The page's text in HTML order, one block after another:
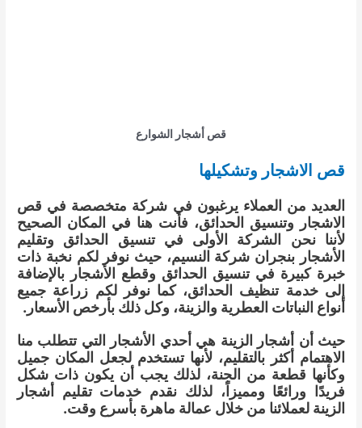
قص أشجار الشوارع
قص الاشجار وتشكيلها
العديد من العملاء يرغبون في شركة متخصصة في قص
الاشجار وتنسيق الحدائق، فأنت هنا في المكان الصحيح
لأننا نحن الشركة الأولى في تنسيق الحدائق وتقليم
الأشجار بنجران شركة النسيم، حيث نوفر لكم نخبة ذات
خبرة كبيرة في تنسيق الحدائق وقطع الأشجار بالإضافة
إلى خدمة تنظيف الحدائق، كما نوفر لكم زراعة جميع
أنواع النباتات العطرية والزينة، وكل ذلك بأرخص الأسعار.
حيث أن أشجار الزينة هي أحدي الأشجار التي تتطلب منا
الاهتمام أكثر بالتقليم، لأنها تستخدم لجعل المكان جميل
وكأنها قطعة من الجنة، لذلك يجب أن يكون ذات شكل
فريدًا ورائعًا ومميزاً، لذلك نقدم خدمات تقليم أشجار
الزينة لعملائنا من خلال عمالة ماهرة بأسرع وقت.